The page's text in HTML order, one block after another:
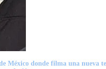
México donde filma una